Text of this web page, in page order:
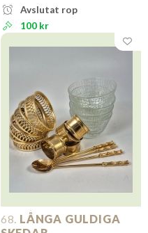
Avslutat rop
100 kr
68. LÅNGA GULDIGA